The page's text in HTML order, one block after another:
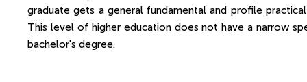
graduate gets a general fundamental and profile
This level of higher education does not have a narrow
bachelor's degree.